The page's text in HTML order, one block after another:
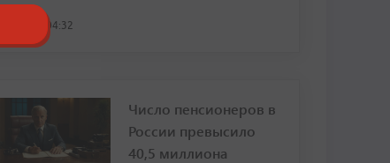
сегодня, 04:32
Число пенсионеров в
России превысило
40,5 миллиона